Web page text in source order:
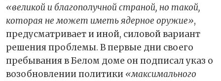
«великой и благополучной страной, но такой,
которая не может иметь ядерное оружие»,
предусматривает и иной, силовой вариант
решения проблемы. В первые дни своего
пребывания в Белом доме он подписал указ о
возобновлении политики «максимального